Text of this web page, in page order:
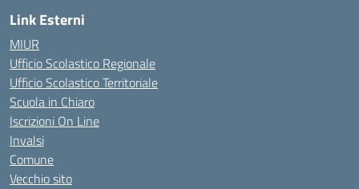
Link Esterni
MIUR
Ufficio Scolastico Regionale
Ufficio Scolastico Territoriale
Scuola in Chiaro
Iscrizioni On Line
Invalsi
Comune
Vecchio sito